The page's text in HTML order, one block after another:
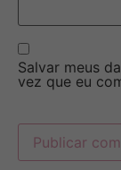
Salvar meus
vez que eu